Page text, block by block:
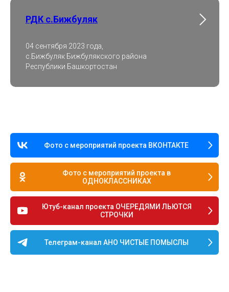
РДК с.Бижбуляк
04 сентября 2023 года,
с.Бижбуляк Бижбулякского района
Республики Башкортостан
Фото с мероприятий проекта ВКОНТАКТЕ
Фото с мероприятий проекта в
ОДНОКЛАССНИКАХ
Ютуб-канал проекта ОЧЕРЕДЯМИ ЛЬЮТСЯ
СТРОЧКИ
Телеграм-канал АНО ЧИСТЫЕ ПОМЫСЛЫ